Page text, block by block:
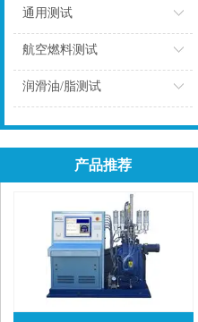
通用测试
航空燃料测试
润滑油/脂测试
产品推荐